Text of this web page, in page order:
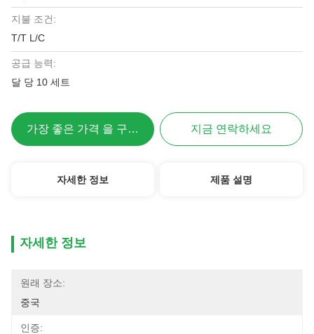
지불 조건:
T/T L/C
공급 능력:
달 당 10 세트
가장 좋은 가격 을 구하라 지금 연락하세요
자세한 정보 제품 설명
자세한 정보
원래 장소:
중국
인증: